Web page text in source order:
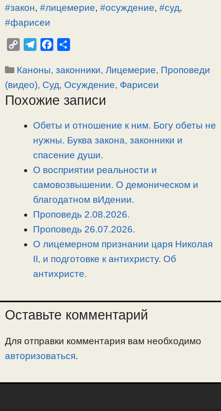
#закон, #лицемерие, #осуждение, #суд,
#фарисеи
p
y
L
l
e
g
a
c
e
b
п
р
а
ь
Рубрики
Каноны, законники,Лицемерие, Проповеди
(видео), Суд, Осуждение, Фарисеи
Похожие записи
Обеты и отношение к ним. Богу обеты не
нужны. Буква закона, законники и
спасение души.
О восприятии реальности и
самовозвышении. О демоническом и
благодатном вИдении.
Проповедь 2.08.2026.
Проповедь 26.07.2026.
О лицемерном признании царя Николая
II, и подготовке к антихристу. Об
антихристе.
Оставьте комментарий
Для отправки комментария вам необходимо
авторизоваться.